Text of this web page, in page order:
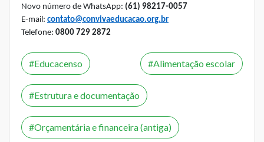
Novo número de WhatsApp: (61) 98217-0057
E-mail: contato@convivaeducacao.org.br
Telefone: 0800 729 2872
Educacenso Alimentação escolar
Estrutura e documentação
Orçamentária e financeira (antiga)